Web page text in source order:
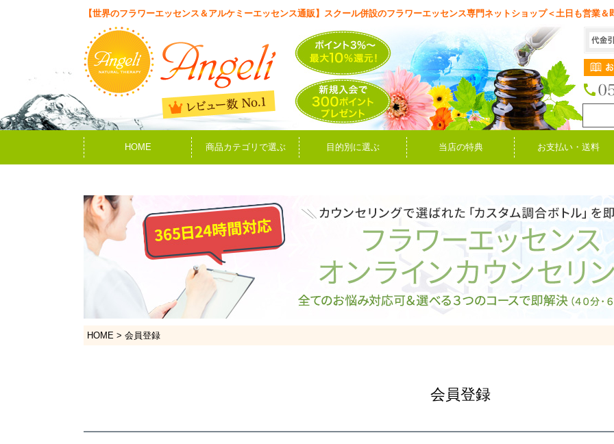
【世界のフラワーエッセンス＆アルケミーエッセンス通販】スクール併設のフラワーエッセンス専門ネットショップ＜土日も営業＆
HOME 商品カテゴリで選ぶ 目的別に選ぶ 当店の特典 お支払い・送料
HOME 会員登録
会員登録